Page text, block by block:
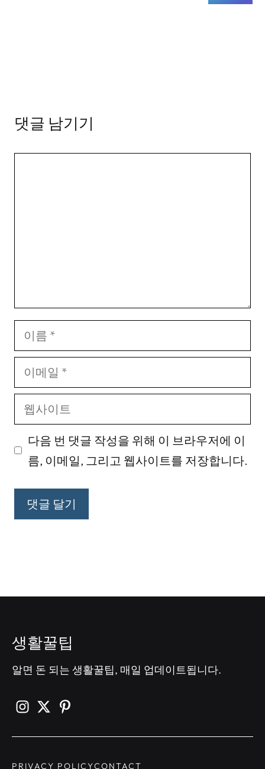
댓글 남기기
름
메
일
웹
사
이 다음 번 댓글 작성을 위해 이 브라우저에 이
름, 이메일, 그리고 웹사이트를 저장합니다.
생활꿀팁
알면 돈 되는 생활꿀팁, 매일 업데이트됩니다.
PRIVACY POLICYCONTACT